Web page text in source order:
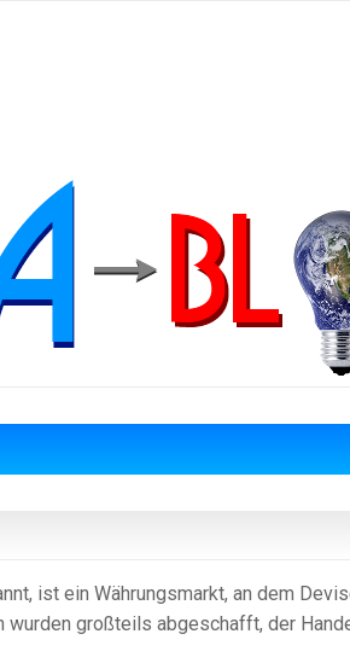
ist ein Währungsmarkt, an dem
großteils abgeschafft, der